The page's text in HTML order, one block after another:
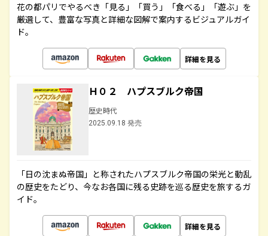
花の都パリでやるべき「見る」「買う」「食べる」「遊ぶ」を
厳選して、豊富な写真と詳細な図解で案内するビジュアルガイ
ド。
詳細を見る
Ｈ０２ ハプスブルク帝国
歴史時代
2025.09.18 発売
「日の沈まぬ帝国」と称されたハプスブルク帝国の栄光と動乱
の歴史をたどり、今なお各国に残る史跡を巡る歴史を旅するガ
イド。
詳細を見る